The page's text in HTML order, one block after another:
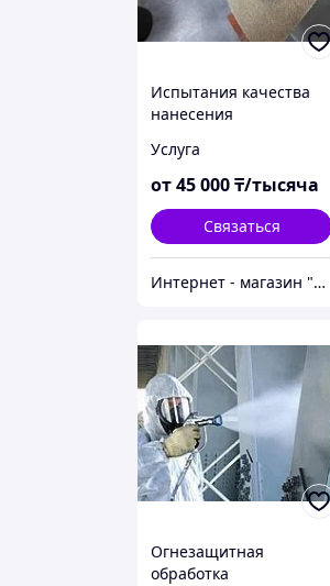
Испытания качества
нанесения
ткани
Услуга
от45 000₸/тысяча
Связаться
Интернет - магазин "Безопасный Дом"
Огнезащитная
обработка